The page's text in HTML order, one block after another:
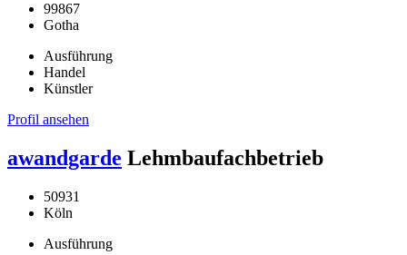
99867
Gotha
Ausführung
Handel
Künstler
Profil ansehen
awandgarde Lehmbaufachbetrieb
50931
Köln
Ausführung